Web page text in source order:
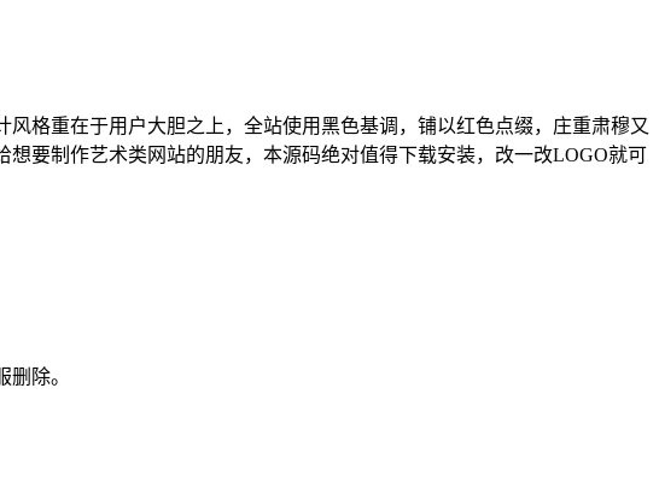
格重在于用户大胆之上，全站使用黑色基调，铺以红色点缀，庄重肃穆又
要制作艺术类网站的朋友，本源码绝对值得下载安装，改一改LOGO就可
除。